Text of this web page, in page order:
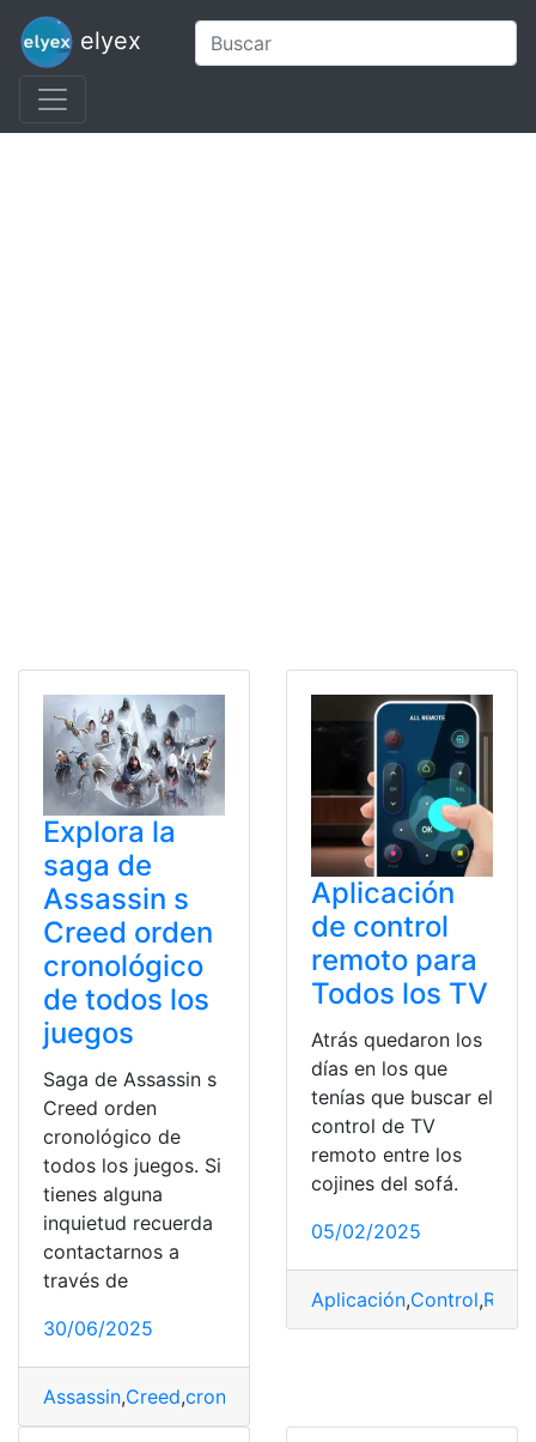
elyex
Explora la
saga de
Assassin s
Creed orden
cronológico
de todos los
juegos
Saga de Assassin s
Creed orden
cronológico de
todos los juegos. Si
tienes alguna
inquietud recuerda
contactarnos a
través de
30/06/2025
Assassin,Creed,cronológico
Aplicación
de control
remoto para
Todos los TV
Atrás quedaron los
días en los que
tenías que buscar el
control de TV
remoto entre los
cojines del sofá.
05/02/2025
Aplicación,Control,